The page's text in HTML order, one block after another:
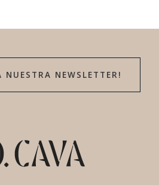
NUESTRA NEWSLETTER!